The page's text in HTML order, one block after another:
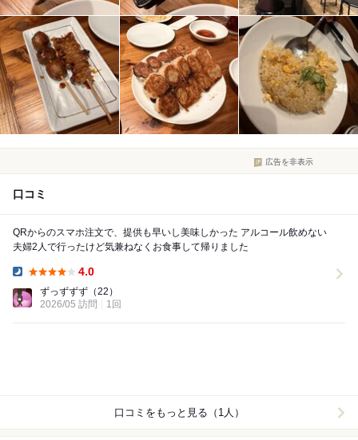
広告を非表示
口コミ
QRからのスマホ注文で、提供も早いし美味しかった アルコール飲めない
夫婦2人で行ったけど気兼ねなくお食事して帰りました
4.0
ずっずずず （22）
2026/05 訪問
1回
口コミをもっと見る（1人）